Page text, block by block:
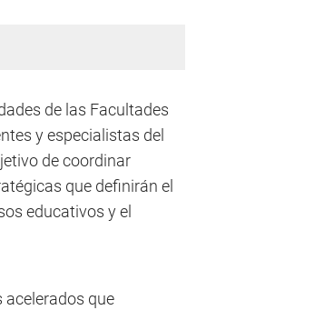
de las Facultades
y especialistas del
de coordinar
que definirán el
educativos y el
acelerados que